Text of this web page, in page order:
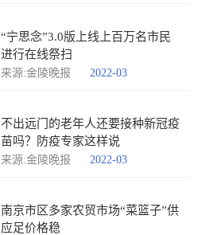
“宁思念”3.0版上线上百万名市民
进行在线祭扫
来源:金陵晚报 2022-03
不出远门的老年人还要接种新冠疫
苗吗？防疫专家这样说
来源:金陵晚报 2022-03
南京市区多家农贸市场“菜篮子”供
应足价格稳